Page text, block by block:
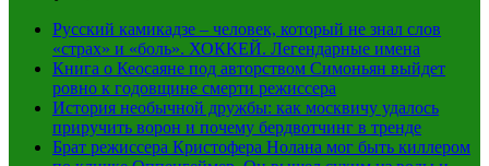
Русский камикадзе – человек, который не знал слов
«страх» и «боль». ХОККЕЙ. Легендарные имена
Книга о Кеосаяне под авторством Симоньян выйдет
ровно к годовщине смерти режиссера
История необычной дружбы: как москвичу удалось
приручить ворон и почему бердвотчинг в тренде
Брат режиссера Кристофера Нолана мог быть киллером